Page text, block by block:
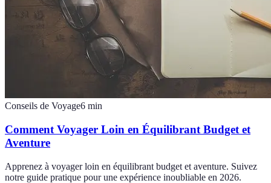
Conseils de Voyage6 min
Comment Voyager Loin en Équilibrant Budget et
Aventure
Apprenez à voyager loin en équilibrant budget et aventure. Suivez
notre guide pratique pour une expérience inoubliable en 2026.